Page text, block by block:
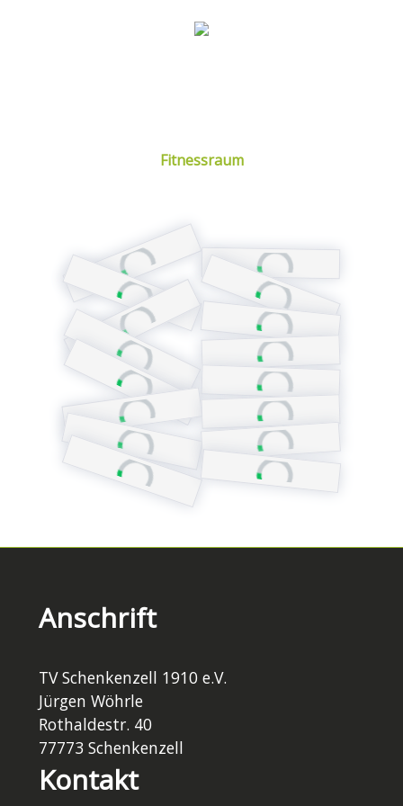
Fitnessraum
Anschrift
TV Schenkenzell 1910 e.V.
Jürgen Wöhrle
Rothaldestr. 40
77773 Schenkenzell
Kontakt